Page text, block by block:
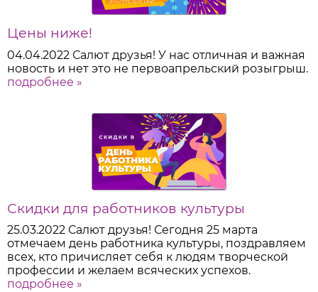
Цены ниже!
04.04.2022 Салют друзья! У нас отличная и важная
новость и нет это не первоапрельский розыгрыш.
подробнее »
Скидки для работников культуры
25.03.2022 Салют друзья! Сегодня 25 марта
отмечаем день работника культуры, поздравляем
всех, кто причисляет себя к людям творческой
профессии и желаем всяческих успехов.
подробнее »